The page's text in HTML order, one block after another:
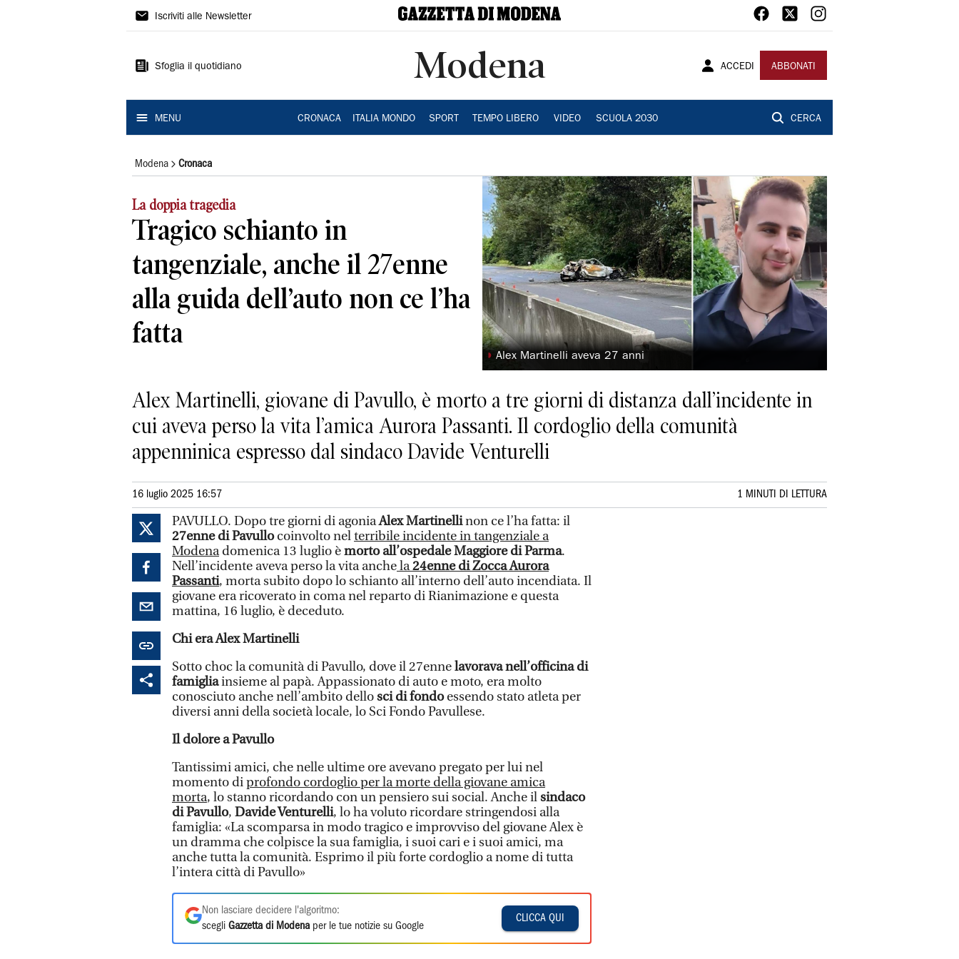
Gazzetta
Modena
Iscriviti alle Newsletter
Sfoglia il quotidiano Modena ACCEDI ABBONATI
MENU CRONACA ITALIA MONDO SPORT TEMPO LIBERO VIDEO SCUOLA 2030 CERCA
Modena Cronaca
La doppia tragedia
Tragico schianto in
tangenziale, anche il 27enne
alla guida dell’auto non ce l’ha
fatta
◗ Alex Martinelli aveva 27 anni
Alex Martinelli, giovane di Pavullo, è morto a tre giorni di distanza dall’incidente in
cui aveva perso la vita l’amica Aurora Passanti. Il cordoglio della comunità
appenninica espresso dal sindaco Davide Venturelli
16 luglio 2025 16:57 1 MINUTI DI LETTURA
PAVULLO. Dopo tre giorni di agoniaAlex Martinellinon ce l’ha fatta: il
27enne di Pavullocoinvolto nelterribile incidente in tangenziale a
Modenadomenica 13 luglio èmorto all’ospedale Maggiore di Parma.
Nell’incidente aveva perso la vita anchela24enne di Zocca Aurora
Passanti, morta subito dopo lo schianto all’interno dell’auto incendiata. Il
giovane era ricoverato in coma nel reparto di Rianimazione e questa
mattina, 16 luglio, è deceduto.
Chi era Alex Martinelli
Sotto choc la comunità di Pavullo, dove il 27ennelavorava nell’officina di
famigliainsieme al papà. Appassionato di auto e moto, era molto
conosciuto anche nell’ambito dellosci di fondoessendo stato atleta per
diversi anni della società locale, lo Sci Fondo Pavullese.
Il dolore a Pavullo
Tantissimi amici, che nelle ultime ore avevano pregato per lui nel
momento diprofondo cordoglio per la morte della giovane amica
morta, lo stanno ricordando con un pensiero sui social. Anche ilsindaco
di Pavullo, Davide Venturelli, lo ha voluto ricordare stringendosi alla
famiglia: «La scomparsa in modo tragico e improvviso del giovane Alex è
un dramma che colpisce la sua famiglia, i suoi cari e i suoi amici, ma
anche tutta la comunità. Esprimo il più forte cordoglio a nome di tutta
l’intera città di Pavullo»
Non lasciare decidere l'algoritmo:
scegli Gazzetta di Modena per le tue notizie su Google
CLICCA QUI